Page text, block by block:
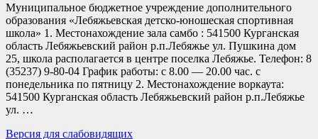
Муниципальное бюджетное учреждение дополнительного
образования «Лебяжьевская детско-юношеская спортивная
школа» 1. Местонахождение зала самбо : 541500 Курганская
область Лебяжьевский район р.п.Лебяжье ул. Пушкина дом
25, школа располагается в центре поселка Лебяжье. Телефон: 8
(35237) 9-80-04 График работы: с 8.00 — 20.00 час. с
понедельника по пятницу 2. Местонахождение воркаута:
541500 Курганская область Лебяжьевский район р.п.Лебяжье
ул. …
Версия для слабовидящих